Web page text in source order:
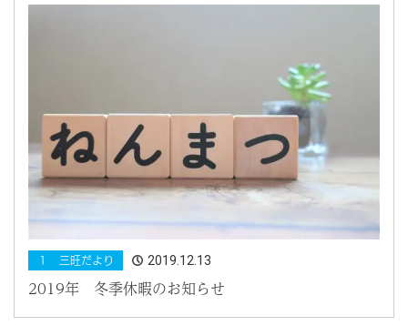
１ 三旺だより 2019.12.13
2019年 冬季休暇のお知らせ